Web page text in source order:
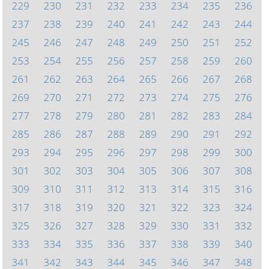
229
230 231 232 233 234 235
236
237
238 239 240 241 242 243
244
245
246 247 248 249 250 251
252
253
254 255 256 257 258 259
260
261
262 263 264 265 266 267
268
269
270 271 272 273 274 275
276
277
278 279 280 281 282 283
284
285
286 287 288 289 290 291
292
293
294 295 296 297 298 299
300
301
302 303 304 305 306 307
308
309
310 311 312 313 314 315
316
317
318 319 320 321 322 323
324
325
326 327 328 329 330 331
332
333
334 335 336 337 338 339
340
341
342 343 344 345 346 347 348